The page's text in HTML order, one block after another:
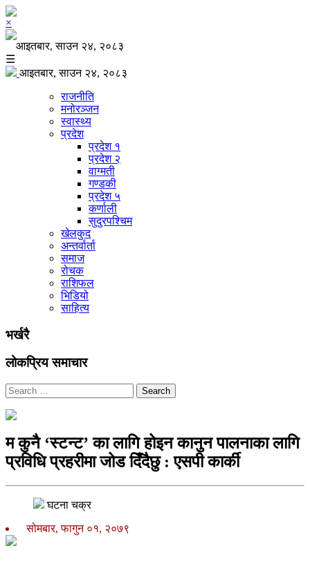
×
आइतबार, साउन २४, २०८३
☰
आइतबार, साउन २४, २०८३
राजनीति
मनोरञ्जन
स्वास्थ्य
प्रदेश
प्रदेश १
प्रदेश २
वाग्मती
गण्डकी
प्रदेश ५
कर्णाली
सुदुरपश्चिम
खेलकुद
अन्तर्वार्ता
समाज
रोचक
राशिफल
भिडियो
साहित्य
भर्खरै
लोकप्रिय समाचार
Search
म कुनै ‘स्टन्ट’ का लागि होइन कानुन पालनाका लागि
प्रविधि प्रहरीमा जोड दिँदैछु : एसपी कार्की
घटना चक्र
सोमबार, फागुन ०१, २०७९